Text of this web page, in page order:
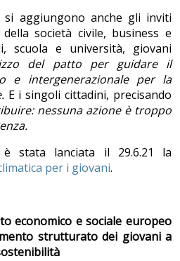
si aggiungono anche gli inviti
società civile, business e
scuola e università, giovani
del patto per guidare il
e intergenerazionale per la
E i singoli cittadini, precisando
nessuna azione è troppo
è stata lanciata il 29.6.21 la
per i giovani.
economico e sociale europeo
strutturato dei giovani a
à